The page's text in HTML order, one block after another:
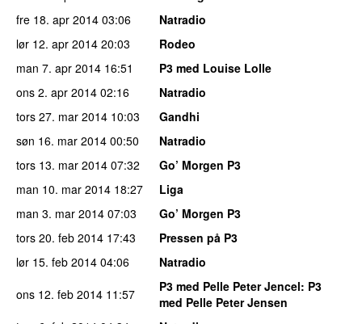
fre 18. apr 2014 03:06
Natradio
lør 12. apr 2014 20:03
Rodeo
man 7. apr 2014 16:51
P3 med Louise Lolle
ons 2. apr 2014 02:16
Natradio
tors 27. mar 2014 10:03
Gandhi
søn 16. mar 2014 00:50
Natradio
tors 13. mar 2014 07:32
Go’ Morgen P3
man 10. mar 2014 18:27
Liga
man 3. mar 2014 07:03
Go’ Morgen P3
tors 20. feb 2014 17:43
Pressen på P3
lør 15. feb 2014 04:06
Natradio
ons 12. feb 2014 11:57 P3 med Pelle Peter Jencel: P3
med Pelle Peter Jensen